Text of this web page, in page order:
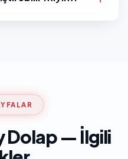
Dolap — İlgili